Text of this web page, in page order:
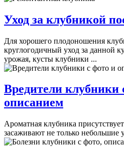
Уход за клубникой
Для хорошего плодоношения
круглогодичный уход за данной
урожая, кусты клубники ...
Вредители клубники
описанием
Ароматная клубника
засаживают не только небольшие